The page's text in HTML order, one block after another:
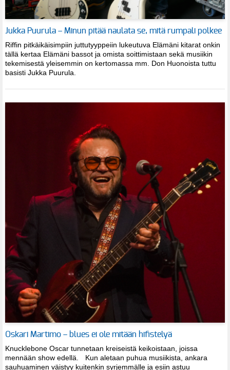
Jukka Puurula – Minun pitää naulata se, mitä rumpali polkee
Riffin pitkäikäisimpiin juttutyyppeiin lukeutuva Elämäni kitarat onkin
tällä kertaa Elämäni bassot ja omista soittimistaan sekä musiikin
tekemisestä yleisemmin on kertomassa mm. Don Huonoista tuttu
basisti Jukka Puurula.
Oskari Martimo – blues ei ole mitään hifistelyä
Knucklebone Oscar tunnetaan kreiseistä keikoistaan, joissa
mennään show edellä. Kun aletaan puhua musiikista, ankara
sauhuaminen väistyy kuitenkin syrjemmälle ja esiin astuu